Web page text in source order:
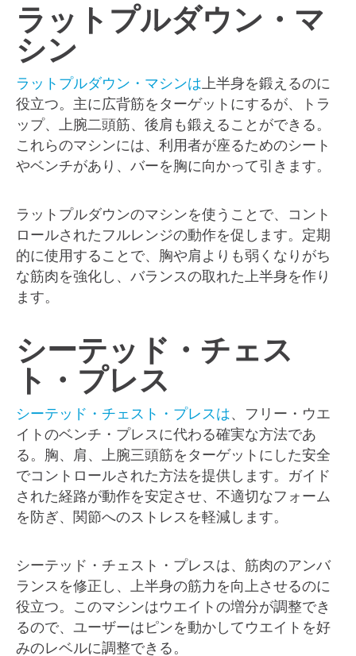
ラットプルダウン・マ
シン
ラットプルダウン・マシンは上半身を鍛えるのに
役立つ。主に広背筋をターゲットにするが、トラ
ップ、上腕二頭筋、後肩も鍛えることができる。
これらのマシンには、利用者が座るためのシート
やベンチがあり、バーを胸に向かって引きます。
ラットプルダウンのマシンを使うことで、コント
ロールされたフルレンジの動作を促します。定期
的に使用することで、胸や肩よりも弱くなりがち
な筋肉を強化し、バランスの取れた上半身を作り
ます。
シーテッド・チェス
ト・プレス
シーテッド・チェスト・プレスは、フリー・ウエ
イトのベンチ・プレスに代わる確実な方法であ
る。胸、肩、上腕三頭筋をターゲットにした安全
でコントロールされた方法を提供します。ガイド
された経路が動作を安定させ、不適切なフォーム
を防ぎ、関節へのストレスを軽減します。
シーテッド・チェスト・プレスは、筋肉のアンバ
ランスを修正し、上半身の筋力を向上させるのに
役立つ。このマシンはウエイトの増分が調整でき
るので、ユーザーはピンを動かしてウエイトを好
みのレベルに調整できる。